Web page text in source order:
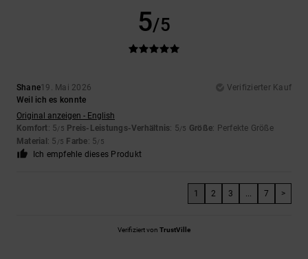
5/5
Shane19. Mai 2026
Verifizierter Kauf
Weil ich es konnte
Original anzeigen - English
Komfort: 5/5 Preis-Leistungs-Verhältnis: 5/5 Größe: Perfekte Größe
Material : 5 /5 Farbe: 5/5
Ich empfehle dieses Produkt
1 2 3 ... 7 >
Verifiziert von TrustVille